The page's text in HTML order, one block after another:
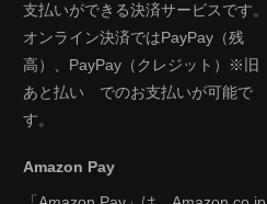
支払いができる決済サービスです。
オンライン決済ではPayPay（残
高）、PayPay（クレジット）※旧
あと払い でのお支払いが可能で
す。
Amazon Pay